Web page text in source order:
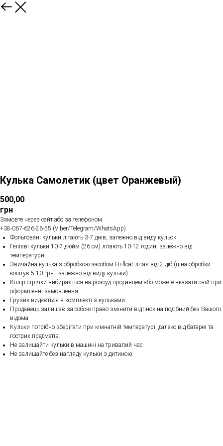
Кулька Самолетик (цвет Оранжевый)
500,00
грн
Замовте через сайт або за телефоном
+38-067-626-26-55 (Viber/Telegram/WhatsApp)
Фольговані кульки літають 3-7 днів, залежно від виду кульок
Гелієві кульки 10-й дюйм (26 см) літають 10-12 годин, залежно від
температури.
Звичайна кулька з обробкою засобом Hi-float літає від 2 діб (ціна обробки
коштує 5-10 грн., залежно від виду кульки).
Колір стрічки вибирається на розсуд продавцем або можете вказати свій при
оформленні замовлення.
Грузик видається в комплекті з кульками.
Продавець залишає за собою право змінити відтінок на подібний без Вашого
відома.
Кульки потрібно зберігати при кімнатній температурі, далеко від батареї та
гострих предметів.
Не залишайти кульки в машині на тривалий час.
Не залишайте без нагляду кульки з дитиною.